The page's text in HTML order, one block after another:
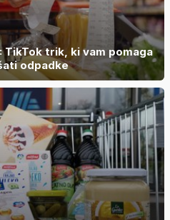
TikTok trik, ki vam pomaga
odpadke